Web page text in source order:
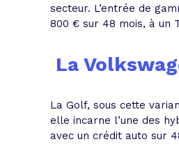
secteur. L’entrée de
800 € sur 48 mois, à un
La
La Golf, sous cette
elle incarne l’une des
avec un crédit auto sur